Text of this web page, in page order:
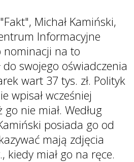
Michał Kamiński,
Informacyjne
nominacji na to
swojego oświadczenia
wart 37 tys. zł. Polityk
wpisał wcześniej
nie miał. Według
posiada go od
mają zdjęcia
kiedy miał go na ręce.